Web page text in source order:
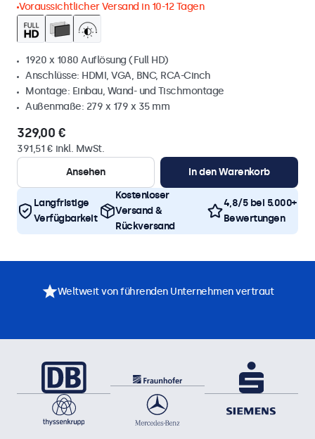
Voraussichtlicher Versand in 10-12 Tagen
1920 x 1080 Auflösung (Full HD)
Anschlüsse: HDMI, VGA, BNC, RCA-Cinch
Montage: Einbau, Wand- und Tischmontage
Außenmaße: 279 x 179 x 35 mm
329,00 €
391,51 € inkl. MwSt.
Ansehen
In den Warenkorb
Langfristige
Verfügbarkeit
Kostenloser
Versand &
Rückversand
4,8/5 bei 5.000+
Bewertungen
Weltweit von führenden Unternehmen vertraut